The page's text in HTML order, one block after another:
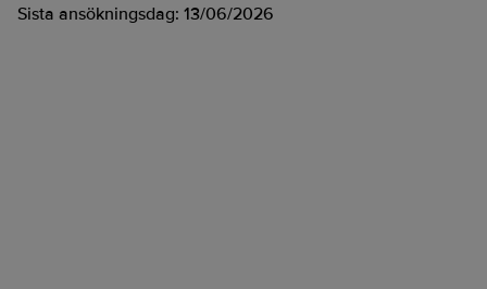
Sista ansökningsdag: 13/06/2026